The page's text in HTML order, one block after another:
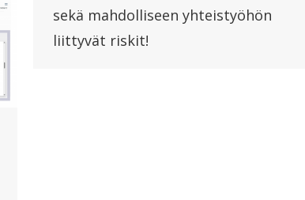
sekä mahdolliseen yhteistyöhön
liittyvät riskit!